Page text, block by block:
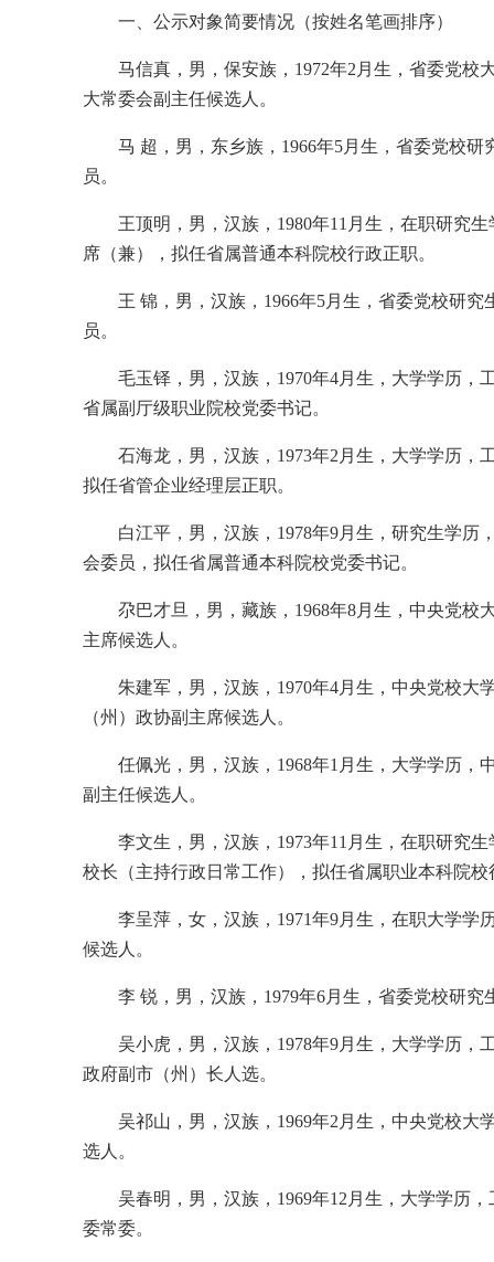
一、公示对象简要情况（按姓名笔画排序）
马信真，男，保安族，1972年2月生，省委党
大常委会副主任候选人。
马 超，男，东乡族，1966年5月生，省委党校
员。
王顶明，男，汉族，1980年11月生，在职研究
席（兼），拟任省属普通本科院校行政正职。
王 锦，男，汉族，1966年5月生，省委党校研
员。
毛玉铎，男，汉族，1970年4月生，大学学历
省属副厅级职业院校党委书记。
石海龙，男，汉族，1973年2月生，大学学历
拟任省管企业经理层正职。
白江平，男，汉族，1978年9月生，研究生学
会委员，拟任省属普通本科院校党委书记。
尕巴才旦，男，藏族，1968年8月生，中央党
主席候选人。
朱建军，男，汉族，1970年4月生，中央党校
（州）政协副主席候选人。
任佩光，男，汉族，1968年1月生，大学学历
副主任候选人。
李文生，男，汉族，1973年11月生，在职研究
校长（主持行政日常工作），拟任省属职业本科院校
李呈萍，女，汉族，1971年9月生，在职大学
候选人。
李 锐，男，汉族，1979年6月生，省委党校研
吴小虎，男，汉族，1978年9月生，大学学历
政府副市（州）长人选。
吴祁山，男，汉族，1969年2月生，中央党校
选人。
吴春明，男，汉族，1969年12月生，大学学历
委常委。